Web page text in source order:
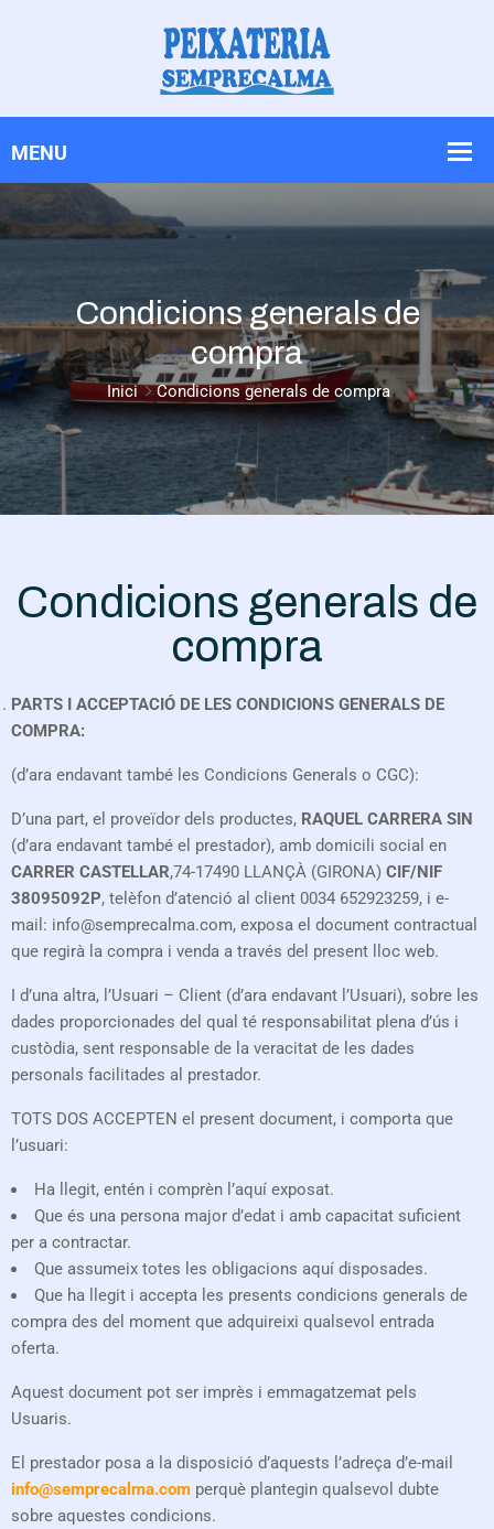
Condicions generals de
compra
Inici Condicions generals de compra
Condicions generals de
compra
PARTS I ACCEPTACIÓ DE LES CONDICIONS GENERALS DE
COMPRA:
(d’ara endavant també les Condicions Generals o CGC):
D’una part, el proveïdor dels productes, RAQUEL CARRERA SIN
(d’ara endavant també el prestador), amb domicili social en
CARRER CASTELLAR,74-17490 LLANÇÀ (GIRONA) CIF/NIF
38095092P, telèfon d’atenció al client 0034 652923259, i e-
mail: info@semprecalma.com, exposa el document contractual
que regirà la compra i venda a través del present lloc web.
I d’una altra, l’Usuari – Client (d’ara endavant l’Usuari), sobre les
dades proporcionades del qual té responsabilitat plena d’ús i
custòdia, sent responsable de la veracitat de les dades
personals facilitades al prestador.
TOTS DOS ACCEPTEN el present document, i comporta que
l’usuari:
Ha llegit, entén i comprèn l’aquí exposat.
Que és una persona major d’edat i amb capacitat suficient
per a contractar.
Que assumeix totes les obligacions aquí disposades.
Que ha llegit i accepta les presents condicions generals de
compra des del moment que adquireixi qualsevol entrada
oferta.
Aquest document pot ser imprès i emmagatzemat pels
Usuaris.
El prestador posa a la disposició d’aquests l’adreça d’e-mail
info@semprecalma.com perquè plantegin qualsevol dubte
sobre aquestes condicions.